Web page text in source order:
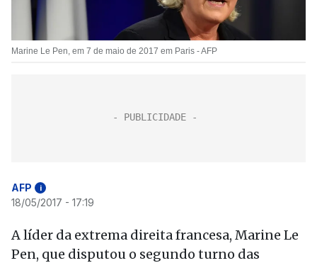
Marine Le Pen, em 7 de maio de 2017 em Paris - AFP
AFP i
18/05/2017 - 17:19
A líder da extrema direita francesa, Marine Le
Pen, que disputou o segundo turno das